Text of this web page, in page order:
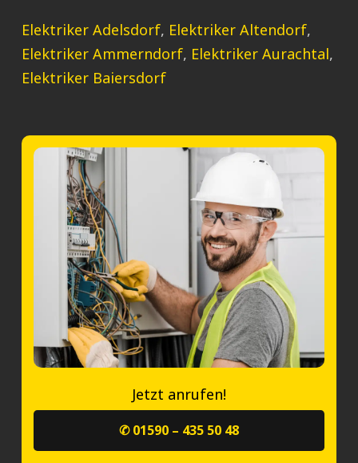
Elektriker Adelsdorf, Elektriker Altendorf,
Elektriker Ammerndorf, Elektriker Aurachtal,
Elektriker Baiersdorf
Jetzt anrufen!
✆ 01590 – 435 50 48